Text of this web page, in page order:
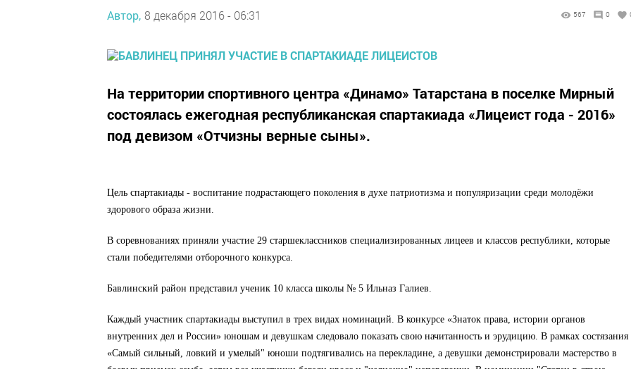
Автор, 8 декабря 2016 - 06:31 567 0
На территории спортивного центра «Динамо» Татарстана в поселке Мирный
состоялась ежегодная республиканская спартакиада «Лицеист года - 2016»
под девизом «Отчизны верные сыны».
Цель спартакиады - воспитание подрастающего поколения в духе патриотизма и популяризации среди молодёжи
здорового образа жизни.
В соревнованиях приняли участие 29 старшеклассников специализированных лицеев и классов республики, которые
стали победителями отборочного конкурса.
Бавлинский район представил ученик 10 класса школы № 5 Ильназ Галиев.
Каждый участник спартакиады выступил в трех видах номинаций. В конкурсе «Знаток права, истории органов
внутренних дел и России» юношам и девушкам следовало показать свою начитанность и эрудицию. В рамках состязания
«Самый сильный, ловкий и умелый" юноши подтягивались на перекладине, а девушки демонстрировали мастерство в